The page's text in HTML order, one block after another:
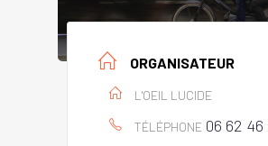
ORGANISATEUR
L'OEIL LUCIDE
TÉLÉPHONE 06 62 46